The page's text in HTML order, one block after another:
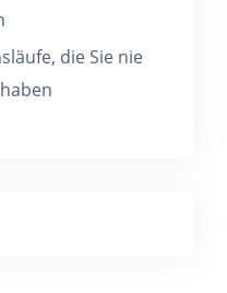
die Sie nie